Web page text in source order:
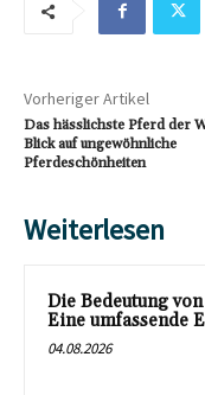
Vorheriger Artikel
Das hässlichste Pferd der
Blick auf ungewöhnliche
Pferdeschönheiten
Weiterlesen
Die Bedeutung
Eine umfassende
04.08.2026